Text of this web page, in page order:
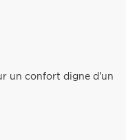
un confort digne d'un